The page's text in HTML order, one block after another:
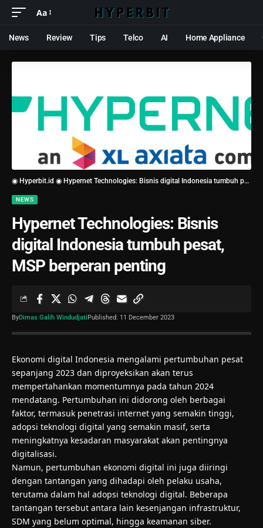
Aa
News Review Tips Telco AI Home Appliance
◉ Hyperbit.id ◉ Hypernet Technologies: Bisnis digital Indonesia tumbuh pesat, MSP berperan penting
NEWS
Hypernet Technologies: Bisnis
digital Indonesia tumbuh pesat,
MSP berperan penting
ByDimas Galih WindudjatiPublished: 11 December 2023
Ekonomi digital Indonesia mengalami pertumbuhan pesat
sepanjang 2023 dan diproyeksikan akan terus
mempertahankan momentumnya pada tahun 2024
mendatang. Pertumbuhan ini didorong oleh berbagai
faktor, termasuk penetrasi internet yang semakin tinggi,
adopsi teknologi digital yang semakin masif, serta
meningkatnya kesadaran masyarakat akan pentingnya
digitalisasi.
Namun, pertumbuhan ekonomi digital ini juga diiringi
dengan tantangan yang dihadapi oleh pelaku usaha,
terutama dalam hal adopsi teknologi digital. Beberapa
tantangan tersebut antara lain kesenjangan infrastruktur,
SDM yang belum optimal, hingga keamanan siber.